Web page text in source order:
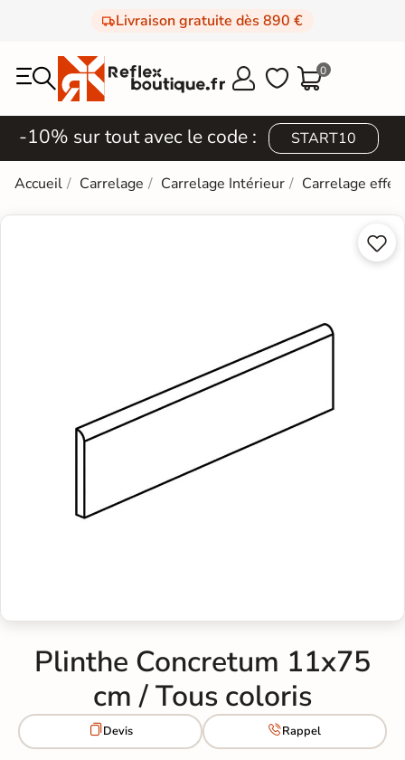
Livraison gratuite dès 890 €
  0
-10% sur tout avec le code : START10
Accueil Carrelage Carrelage Intérieur Carrelage effet


Plinthe Concretum 11x75
cm / Tous coloris
Devis Rappel